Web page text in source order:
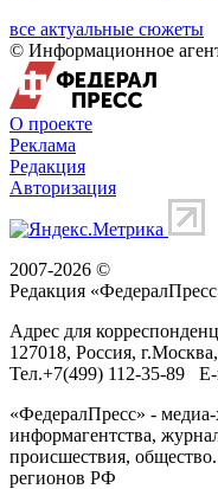
все актуальные сюжеты
© Информационное
О проекте
Реклама
Редакция
Авторизация
2007-2026 ©
Редакция «ФедералПресс
Адрес для
127018, Россия, г.Москва,
Тел.+7(499) 112-35-89 E-
«ФедералПресс» -
информагентства,
происшествия,
регионов РФ